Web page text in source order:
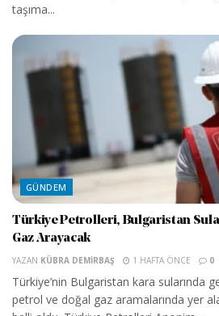
taşıma...
GÜNDEM
Türkiye Petrolleri, Bulgaristan
Gaz Arayacak
YAZAN KÜBRA DEMIRBAŞ 1 HAFTA ÖNCE 0
Türkiye’nin Bulgaristan kara sularında
petrol ve doğal gaz aramalarında yer